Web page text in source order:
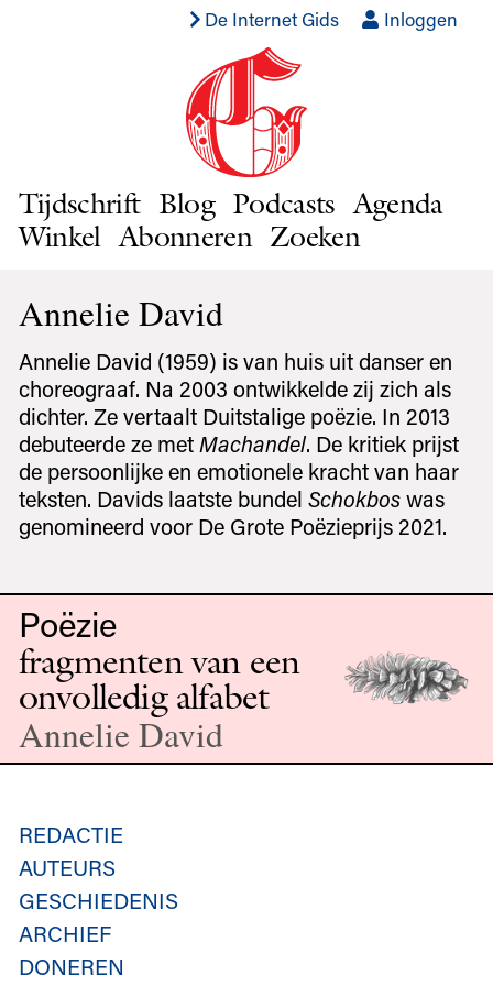
De Internet Gids Inloggen
Tijdschrift Blog Podcasts Agenda
Winkel Abonneren Zoeken
Annelie David
Annelie David (1959) is van huis uit danser en
choreograaf. Na 2003 ontwikkelde zij zich als
dichter. Ze vertaalt Duitstalige poëzie. In 2013
debuteerde ze met Machandel. De kritiek prijst
de persoonlijke en emotionele kracht van haar
teksten. Davids laatste bundel Schokboswas
genomineerd voor De Grote Poëzieprijs 2021.
Poëzie
fragmenten van een
onvolledig alfabet
Annelie David
REDACTIE
AUTEURS
GESCHIEDENIS
ARCHIEF
DONEREN